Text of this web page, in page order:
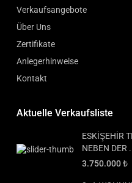
Verkaufsangebote
Über Uns
Zertifikate
Anlegerhinweise
Kontakt
Aktuelle Verkaufsliste
ESKİŞEHİR
NEBEN DER
3.750.000 ₺